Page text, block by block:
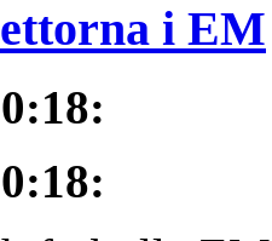
i EM
:
: